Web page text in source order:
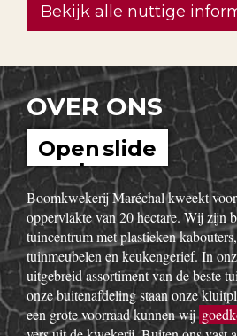
mijn tuin
Bekijk alle nuttige
OVER ONS
Open slide
show